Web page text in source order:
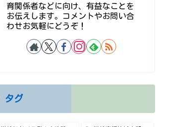
育関係者などに向け、有益なことを
お伝えします。コメントやお問い合
わせお気軽にどうぞ！
タグ